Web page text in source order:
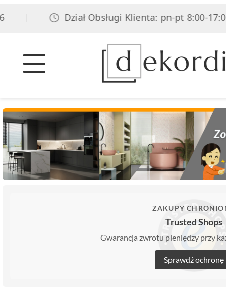
Dział Obsługi Klienta: pn-pt 8:00-17:00,
ZAKUPY
Trusted Shops
Gwarancja zwrotu pieniędzy przy
Sprawdź ochronę